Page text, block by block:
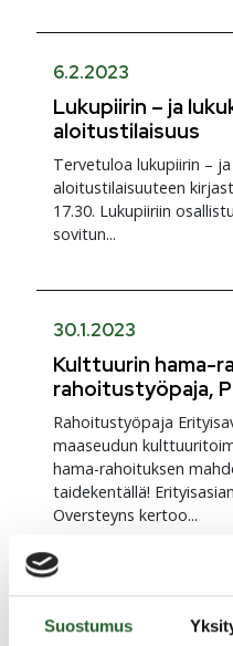
Suostumus
6.2.2023
Lukupiirin – ja
aloitustilaisuus
Tervetuloa lukupiirin –
aloitustilaisuuteen
17.30. Lukupiiriin
sovitun...
30.1.2023
Kulttuurin hama-
rahoitustyöpaja,
Rahoitustyöpaja
maaseudun
hama-rahoituksen
taidekentällä!
Oversteyns kertoo...